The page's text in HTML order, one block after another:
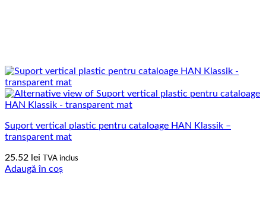
Suport vertical plastic pentru cataloage HAN Klassik –
transparent mat
25.52 lei TVA inclus
Adaugă în coș